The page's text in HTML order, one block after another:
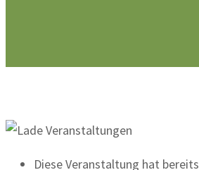
Diese Veranstaltung hat bereits